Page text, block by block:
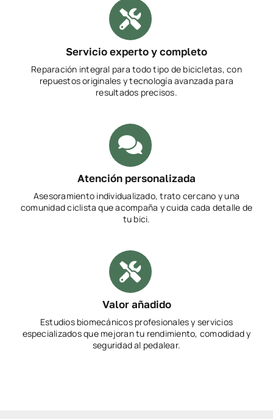
Servicio experto y completo
Reparación integral para todo tipo de bicicletas, con
repuestos originales y tecnología avanzada para
resultados precisos.
Atención personalizada
Asesoramiento individualizado, trato cercano y una
comunidad ciclista que acompaña y cuida cada detalle de
tu bici.
Valor añadido
Estudios biomecánicos profesionales y servicios
especializados que mejoran tu rendimiento, comodidad y
seguridad al pedalear.